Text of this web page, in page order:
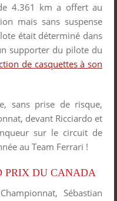
4.361 km a offert au
mais sans suspense
était déterminé dans
supporter du pilote du
de casquettes à son
sans prise de risque,
devant Ricciardo et
sur le circuit de
au Team Ferrari !
PRIX DU CANADA
Sébastian